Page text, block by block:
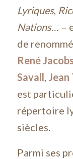
Lyriques,
Nations… –
de
René
Savall
est
répertoire
siècles.
Parmi ses